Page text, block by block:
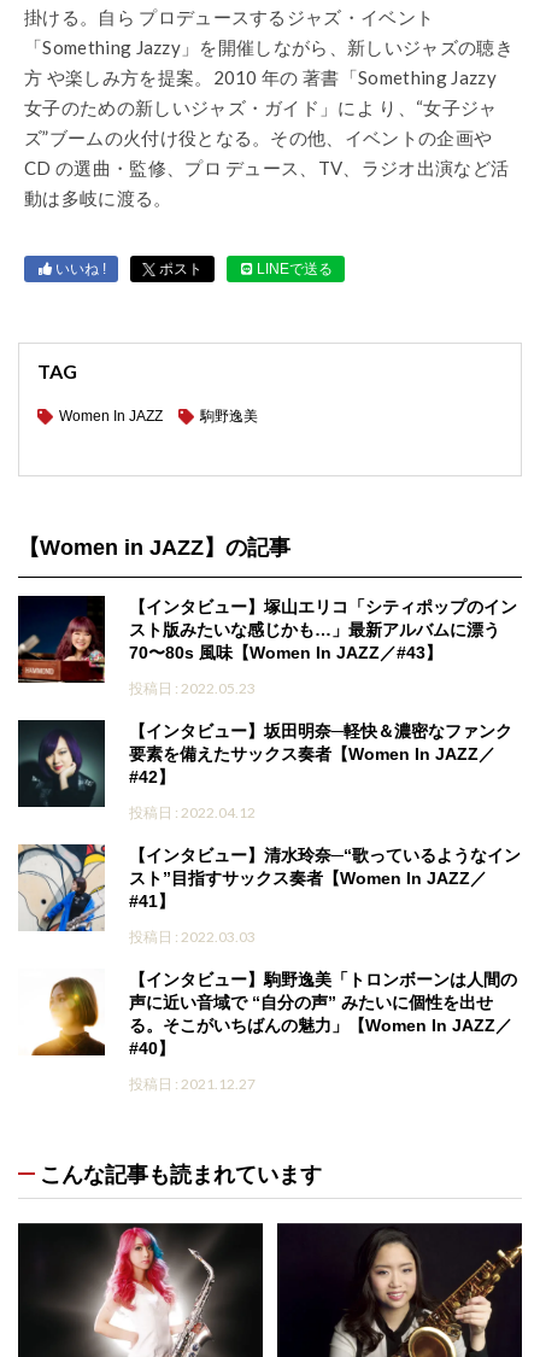
掛ける。自ら プロデュースするジャズ・イベント
「Something Jazzy」を開催しながら、新しいジャズの聴き
方 や楽しみ方を提案。2010 年の 著書「Something Jazzy
女子のための新しいジャズ・ガイド」によ り、“女子ジャ
ズ”ブームの火付け役となる。その他、イベントの企画や
CD の選曲・監修、プロ デュース、TV、ラジオ出演など活
動は多岐に渡る。
いいね ! ポスト LINEで送る
TAG
Women In JAZZ 駒野逸美
【Women in JAZZ】の記事
【インタビュー】塚山エリコ「シティポップのイン
スト版みたいな感じかも…」最新アルバムに漂う
70〜80s 風味【Women In JAZZ／#43】
投稿日 : 2022.05.23
【インタビュー】坂田明奈─軽快＆濃密なファンク
要素を備えたサックス奏者【Women In JAZZ／
#42】
投稿日 : 2022.04.12
【インタビュー】清水玲奈─“歌っているようなイン
スト”目指すサックス奏者【Women In JAZZ／
#41】
投稿日 : 2022.03.03
【インタビュー】駒野逸美「トロンボーンは人間の
声に近い音域で “自分の声” みたいに個性を出せ
る。そこがいちばんの魅力」【Women In JAZZ／
#40】
投稿日 : 2021.12.27
こんな記事も読まれています